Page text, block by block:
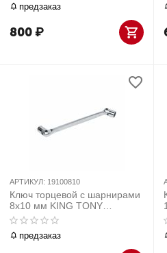
предзаказ
800₽
АРТИКУЛ: 19100810
Ключ торцевой с шарнирами
8x10 мм KING TONY
19100810
предзаказ